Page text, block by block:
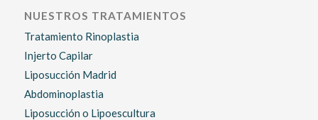
NUESTROS TRATAMIENTOS
Tratamiento Rinoplastia
Injerto Capilar
Liposucción Madrid
Abdominoplastia
Liposucción o Lipoescultura